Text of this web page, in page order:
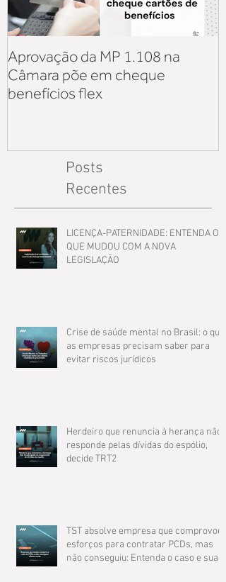
Aprovação da MP 1.108 na
Câmara põe em cheque
benefícios flex
Posts
Recentes
LICENÇA-PATERNIDADE: ENTENDA O
QUE MUDOU COM A NOVA
LEGISLAÇÃO
Crise de saúde mental no Brasil: o que
as empresas precisam saber para
evitar riscos jurídicos
Herdeiro que renuncia à herança não
responde pelas dívidas do espólio,
decide TRT2
TST absolve empresa que comprovou
esforços para contratar PCDs, mas
não conseguiu: Entenda o caso e suas